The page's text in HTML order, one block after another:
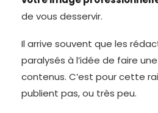
de vous desservir.
Il arrive souvent que les
paralysés à l’idée de faire
contenus. C’est pour cette
publient pas, ou très peu.